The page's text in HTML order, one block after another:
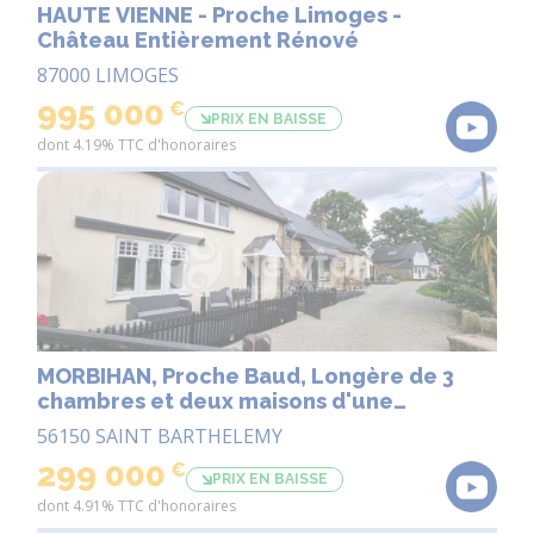
HAUTE VIENNE - Proche Limoges -
Château Entièrement Rénové
87000 LIMOGES
995 000 € PRIX EN BAISSE
dont 4.19% TTC d'honoraires
MORBIHAN, Proche Baud, Longère de 3
chambres et deux maisons d'une
chambre, piscine hors sol chauffée
56150 SAINT BARTHELEMY
299 000 € PRIX EN BAISSE
dont 4.91% TTC d'honoraires